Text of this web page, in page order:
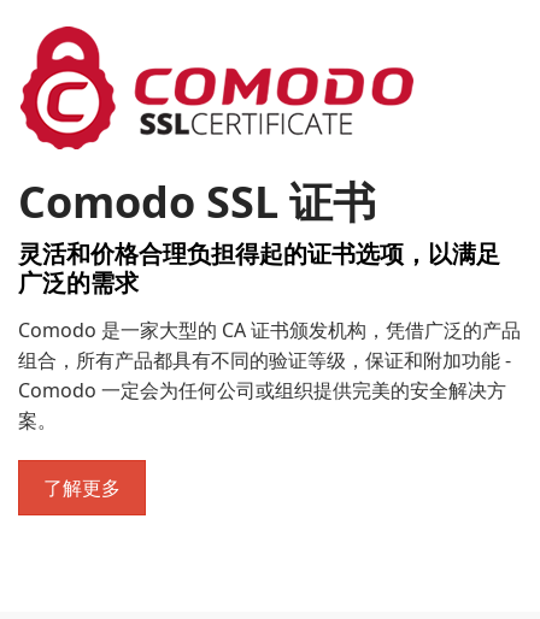
Comodo SSL 证书
灵活和价格合理负担得起的证书选项，以满足
广泛的需求
Comodo 是一家大型的 CA 证书颁发机构，凭借广泛的产品
组合，所有产品都具有不同的验证等级，保证和附加功能 -
Comodo 一定会为任何公司或组织提供完美的安全解决方
案。
了解更多